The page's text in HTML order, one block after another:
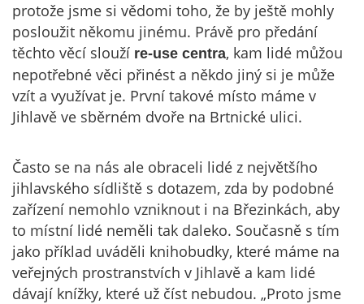
protože jsme si vědomi toho, že by ještě mohly
posloužit někomu jinému. Právě pro předání
těchto věcí slouží re-use centra, kam lidé můžou
nepotřebné věci přinést a někdo jiný si je může
vzít a využívat je. První takové místo máme v
Jihlavě ve sběrném dvoře na Brtnické ulici.
Často se na nás ale obraceli lidé z největšího
jihlavského sídliště s dotazem, zda by podobné
zařízení nemohlo vzniknout i na Březinkách, aby
to místní lidé neměli tak daleko. Současně s tím
jako příklad uváděli knihobudky, které máme na
veřejných prostranstvích v Jihlavě a kam lidé
dávají knížky, které už číst nebudou. „Proto jsme